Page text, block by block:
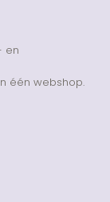
en
één webshop.